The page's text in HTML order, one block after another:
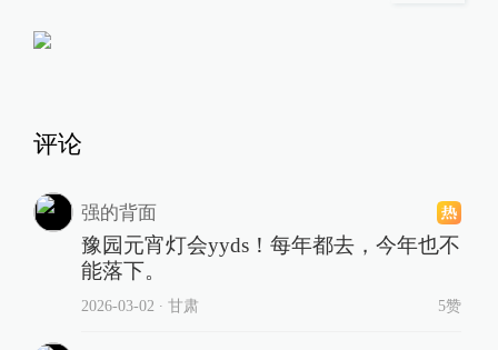
评论
强的背面
豫园元宵灯会yyds！每年都去，今年也不
能落下。
2026-03-02 ∙ 甘肃 5赞